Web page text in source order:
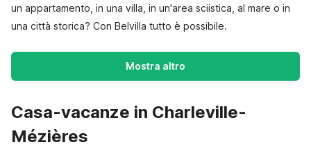
un appartamento, in una villa, in un'area sciistica, al mare o in
una città storica? Con Belvilla tutto è possibile.
Mostra altro
Casa-vacanze in Charleville-
Mézières